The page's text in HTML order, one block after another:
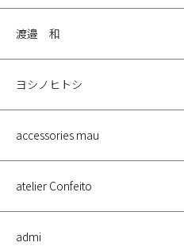
渡邉 和
ヨシノヒトシ
accessories mau
atelier Confeito
admi